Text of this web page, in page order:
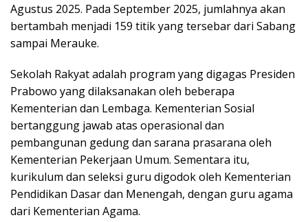
Agustus 2025. Pada September 2025, jumlahnya akan
bertambah menjadi 159 titik yang tersebar dari Sabang
sampai Merauke.
Sekolah Rakyat adalah program yang digagas Presiden
Prabowo yang dilaksanakan oleh beberapa
Kementerian dan Lembaga. Kementerian Sosial
bertanggung jawab atas operasional dan
pembangunan gedung dan sarana prasarana oleh
Kementerian Pekerjaan Umum. Sementara itu,
kurikulum dan seleksi guru digodok oleh Kementerian
Pendidikan Dasar dan Menengah, dengan guru agama
dari Kementerian Agama.